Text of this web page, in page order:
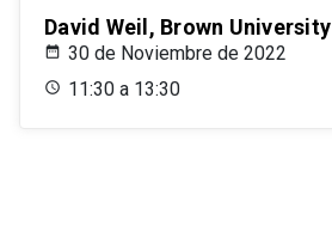
David Weil, Brown University
30 de Noviembre de 2022
11:30 a 13:30